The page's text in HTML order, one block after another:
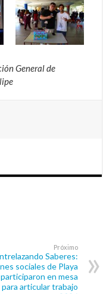
General de
Próximo
Saberes:
sociales de Playa
en mesa
articular trabajo